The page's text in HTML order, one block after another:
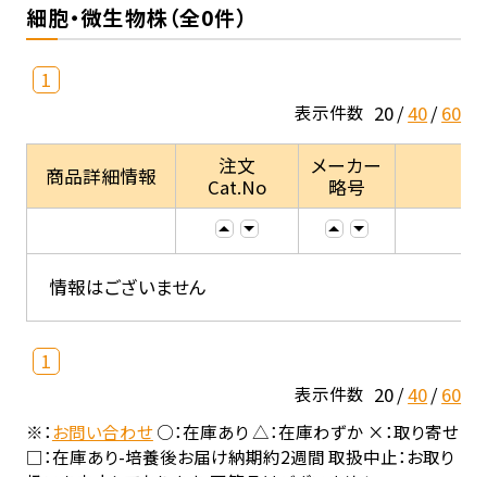
細胞・微生物株（全0件）
1
表示件数 20 40 60
商品詳細情報
注文
Cat.No
メーカー
略号
情報はございません
1
表示件数 20 40 60
※：お問い合わせ○：在庫あり △：在庫わずか ×：取り寄せ
□：在庫あり-培養後お届け納期約2週間 取扱中止：お取り